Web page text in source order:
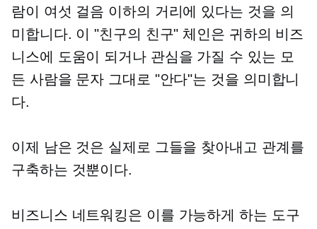
람이 여섯 걸음 이하의 거리에 있다는 것을 의
미합니다. 이 "친구의 친구" 체인은 귀하의 비즈
니스에 도움이 되거나 관심을 가질 수 있는 모
든 사람을 문자 그대로 "안다"는 것을 의미합니
다.
이제 남은 것은 실제로 그들을 찾아내고 관계를
구축하는 것뿐이다.
비즈니스 네트워킹은 이를 가능하게 하는 도구